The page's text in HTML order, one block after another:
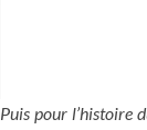
Puis pour l’histoire